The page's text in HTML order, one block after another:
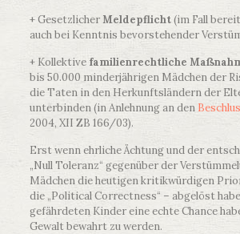
+ GesetzlicherMeldepflicht(im Fall
auch bei Kenntnis bevorstehender
+ Kollektive familienrechtliche
bis 50.000 minderjährigen Mädchen der
die Taten in den Herkunftsländern der
unterbinden (in Anlehnung an den
2004, XII ZB 166/03).
Erst wenn ehrliche Ächtung und der
„Null Toleranz“ gegenüber der
Mädchen die heutigen kritikwürdigen
die „Political Correctness“ – abgelöst
gefährdeten Kinder eine echte Chance
Gewalt bewahrt zu werden.